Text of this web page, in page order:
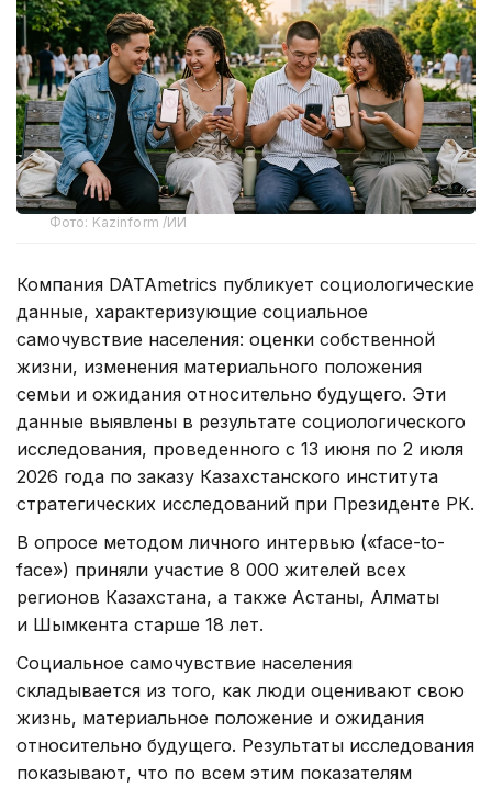
Фото: Kazinform /ИИ
Компания DATAmetrics публикует социологические
данные, характеризующие социальное
самочувствие населения: оценки собственной
жизни, изменения материального положения
семьи и ожидания относительно будущего. Эти
данные выявлены в результате социологического
исследования, проведенного с 13 июня по 2 июля
2026 года по заказу Казахстанского института
стратегических исследований при Президенте РК.
В опросе методом личного интервью («face-to-
face») приняли участие 8 000 жителей всех
регионов Казахстана, а также Астаны, Алматы
и Шымкента старше 18 лет.
Социальное самочувствие населения
складывается из того, как люди оценивают свою
жизнь, материальное положение и ожидания
относительно будущего. Результаты исследования
показывают, что по всем этим показателям